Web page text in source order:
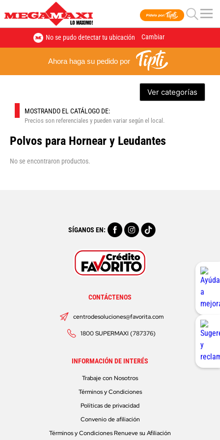
No se pudo detectar tu ubicación Cambiar
Ahora haga su pedido por
Ver categorías
MOSTRANDO EL CATÁLOGO DE:
Precios son referenciales y pueden variar según el local.
Polvos para Hornear y Leudantes
No se encontraron productos.
SÍGANOS EN:
CONTÁCTENOS
centrodesoluciones@favorita.com
1800 SUPERMAXI (787376)
INFORMACIÓN DE INTERÉS
Trabaje con Nosotros
Términos y Condiciones
Políticas de privacidad
Convenio de afiliación
Términos y Condiciones Renueve su Afiliación